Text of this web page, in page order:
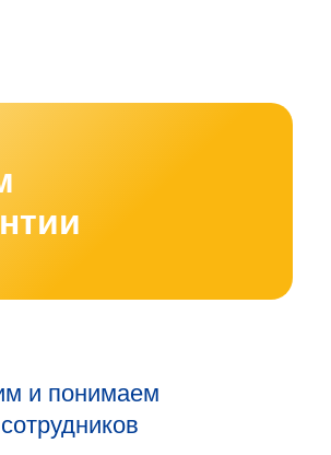
и понимаем